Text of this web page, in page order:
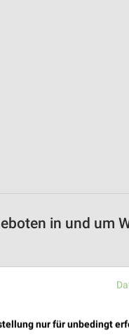
in und um
nur für unbedingt